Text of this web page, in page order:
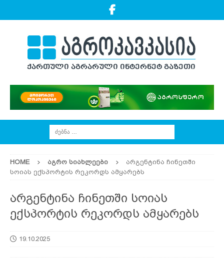
HOME ᲐᲒᲠᲝ ᲡᲘᲐᲮᲚᲔᲔᲑᲘ
არგენტინა ჩინეთში
სოიას ექსპორტის რეკორდს ამყარებს
არგენტინა ჩინეთში სოიას
ექსპორტის რეკორდს ამყარებს
19.10.2025